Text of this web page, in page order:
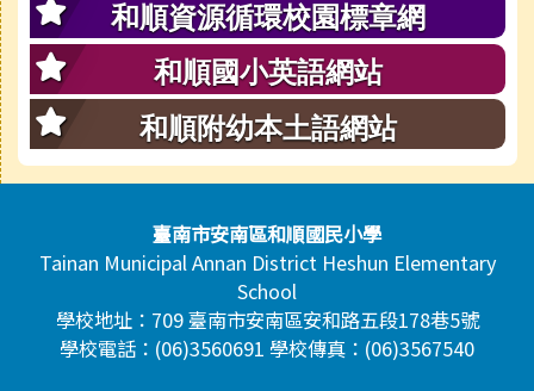
和順資源循環校園標章網
和順國小英語網站
和順附幼本土語網站
頁尾區域內容臺南市安南區和順國民小學
Tainan Municipal Annan District Heshun Elementary
School
學校地址：709 臺南市安南區安和路五段178巷5號
學校電話：(06)3560691 學校傳真：(06)3567540